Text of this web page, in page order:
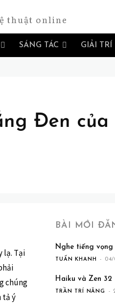
thuật online
SÁNG TÁC GIẢI TRÍ
Đen của
lạ. Tại
chúng
tả ý
BÀI MỚI
Nghe tiếng vọng
TUẤN KHANH - 04/
Haiku và Zen 32
TRẦN TRÍ NĂNG -